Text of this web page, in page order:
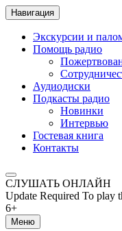
Навигация
Экскурсии и
Помощь радио
Аудиодиски
Подкасты радио
Новинки
Интервью
Гостевая книга
Контакты
СЛУШАТЬ ОНЛАЙН
Update Required To play
6+
Меню